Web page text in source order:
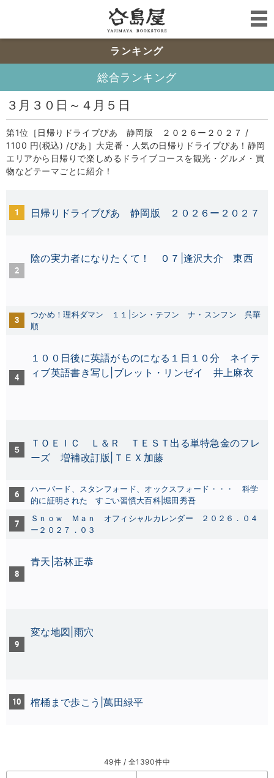
ランキング
総合ランキング
３月３０日～４月５日
第1位［日帰りドライブぴあ 静岡版 ２０２６ー２０２７ /
1100 円(税込) /ぴあ］大定番・人気の日帰りドライブぴあ！静岡
エリアから日帰りで楽しめるドライブコースを観光・グルメ・買
物などテーマごとに紹介！
1 日帰りドライブぴあ 静岡版 ２０２６ー２０２７
2
陰の実力者になりたくて！ ０７|逢沢大介 東西
3 つかめ！理科ダマン １１|シン・テフン ナ・スンフン
呉華
順
4
１００日後に英語がものになる１日１０分 ネイテ
ィブ英語書き写し|ブレット・リンゼイ
井上麻衣
５
ＴＯＥＩＣ Ｌ＆Ｒ ＴＥＳＴ出る単特急金のフレ
ーズ 増補改訂版|ＴＥＸ加藤
6
ハーバード、スタンフォード、オックスフォード・・・ 科学
的に証明された すごい習慣大百科|堀田秀吾
7
Ｓｎｏｗ Ｍａｎ オフィシャルカレンダー ２０２６．０４
ー２０２７．０３
8
青天|若林正恭
9
変な地図|雨穴
10 棺桶まで歩こう|萬田緑平
49件 / 全1390件中